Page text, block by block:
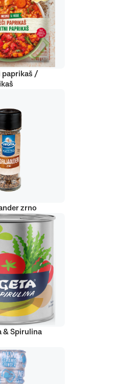
paprikaš /
zrno
& Spirulina